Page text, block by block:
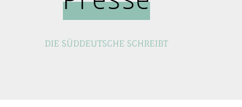
DIE SÜDDEUTSCHE SCHREIBT